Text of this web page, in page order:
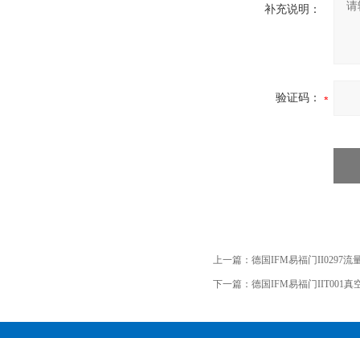
补充说明：
验证码：
上一篇： 德国IFM易福门II0297流
下一篇： 德国IFM易福门IIT001真